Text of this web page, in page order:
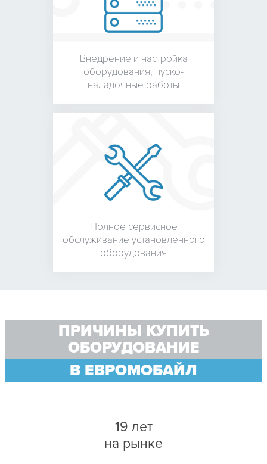
Внедрение и настройка
оборудования, пуско-
наладочные работы
Полное сервисное
обслуживание установленного
оборудования
ПРИЧИНЫ КУПИТЬ
ОБОРУДОВАНИЕ
В ЕВРОМОБАЙЛ
19 лет
на рынке